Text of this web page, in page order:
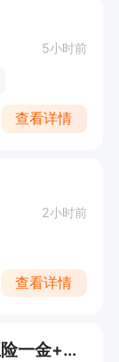
5小时前
查看详情
2小时前
查看详情
五八直招电话客服（周末双休+五险一金+无责底薪3600）